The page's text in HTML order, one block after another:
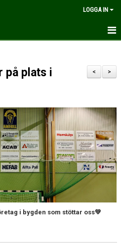
LOGGA IN
>
<
på plats i
i bygden som stöttar oss💚